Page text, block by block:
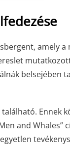
amely a
belsejében
Ennek
and Whales”